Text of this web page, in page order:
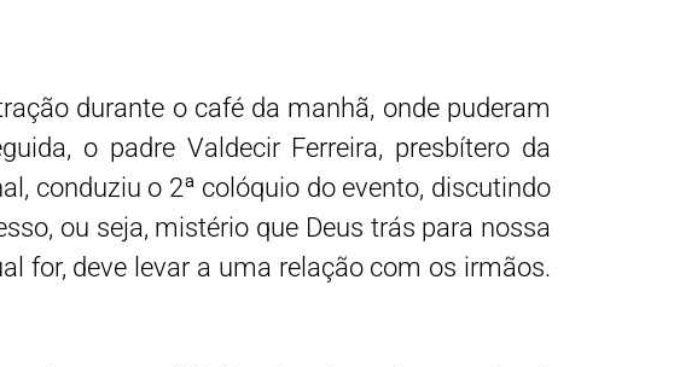
durante o café da manhã, onde puderam
o padre Valdecir Ferreira, presbítero da
conduziu o 2ª colóquio do evento, discutindo
ou seja, mistério que Deus trás para nossa
for, deve levar a uma relação com os irmãos.